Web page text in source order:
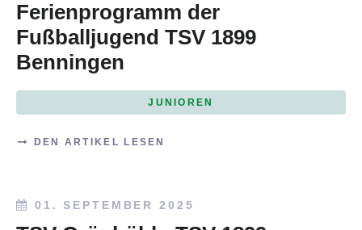
Ferienprogramm der
Fußballjugend TSV 1899
Benningen
JUNIOREN
DEN ARTIKEL LESEN
01. SEPTEMBER 2025